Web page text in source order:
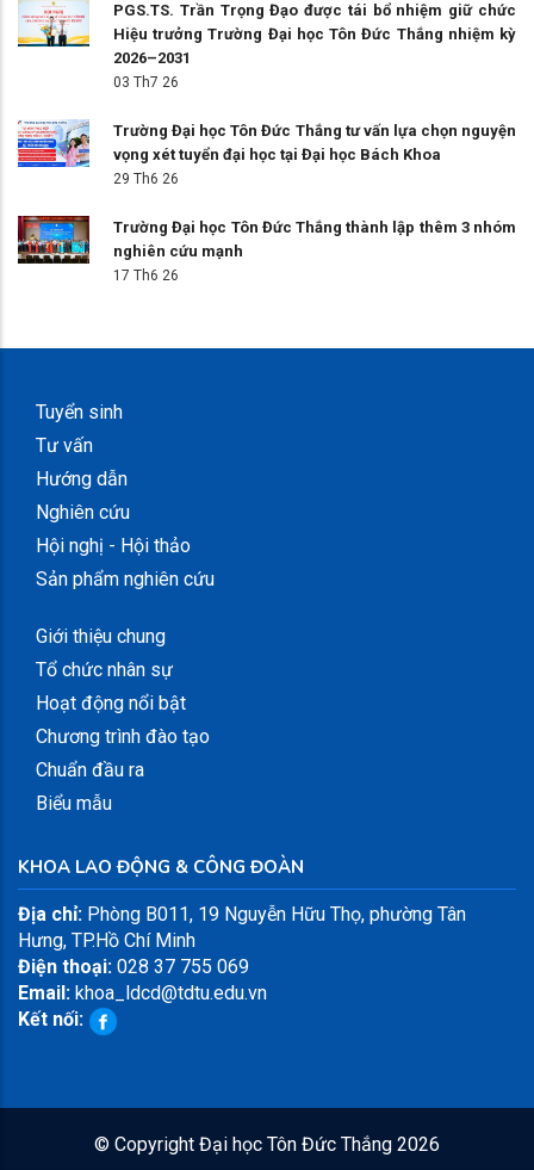
PGS.TS. Trần Trọng Đạo được tái bổ nhiệm giữ chức
Hiệu trưởng Trường Đại học Tôn Đức Thắng nhiệm kỳ
2026–2031
03 Th7 26
Trường Đại học Tôn Đức Thắng tư vấn lựa chọn nguyện
vọng xét tuyển đại học tại Đại học Bách Khoa
29 Th6 26
Trường Đại học Tôn Đức Thắng thành lập thêm 3 nhóm
nghiên cứu mạnh
17 Th6 26
Tuyển sinh
Tư vấn
Hướng dẫn
Nghiên cứu
Hội nghị - Hội thảo
Sản phẩm nghiên cứu
Giới thiệu chung
Tổ chức nhân sự
Hoạt động nổi bật
Chương trình đào tạo
Chuẩn đầu ra
Biểu mẫu
KHOA LAO ĐỘNG & CÔNG ĐOÀN
Địa chỉ: Phòng B011, 19 Nguyễn Hữu Thọ, phường Tân
Hưng, TP.Hồ Chí Minh
Điện thoại: 028 37 755 069
Email: khoa_ldcd@tdtu.edu.vn
Kết nối:
© Copyright Đại học Tôn Đức Thắng 2026